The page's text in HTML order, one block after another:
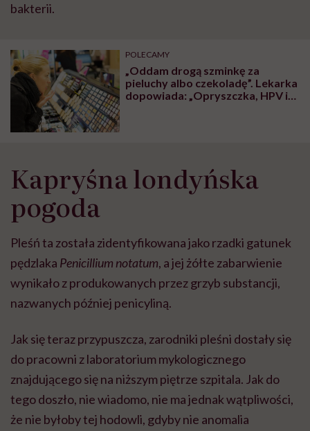
bakterii.
POLECAMY
„Oddam drogą szminkę za
pieluchy albo czekoladę”. Lekarka
dopowiada: „Opryszczka, HPV i
Kapryśna londyńska
pogoda
Pleśń ta została zidentyfikowana jako rzadki gatunek
pędzlaka Penicillium notatum, a jej żółte zabarwienie
wynikało z produkowanych przez grzyb substancji,
nazwanych później penicyliną.
Jak się teraz przypuszcza, zarodniki pleśni dostały się
do pracowni z laboratorium mykologicznego
znajdującego się na niższym piętrze szpitala. Jak do
tego doszło, nie wiadomo, nie ma jednak wątpliwości,
że nie byłoby tej hodowli, gdyby nie anomalia